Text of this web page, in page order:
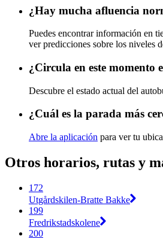
¿Hay mucha afluencia
Puedes encontrar información en
ver predicciones sobre los niveles
¿Circula en este
Descubre el estado actual del
¿Cuál es la parada más
Abre la aplicación para ver tu
Otros horarios, rutas y
172
Utgårdskilen-Bratte Bakke
199
Fredrikstadskolene
200